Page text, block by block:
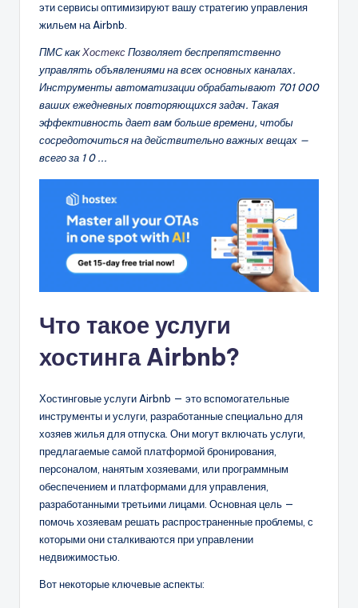
эти сервисы оптимизируют вашу стратегию управления
жильем на Airbnb.
ПМС какХостексПозволяет беспрепятственно
управлять объявлениями на всех основных каналах.
Инструменты автоматизации обрабатывают 701 000
ваших ежедневных повторяющихся задач. Такая
эффективность дает вам больше времени, чтобы
сосредоточиться на действительно важных вещах —
всего за 1 0 ...
Что такое услуги
хостинга Airbnb?
Хостинговые услуги Airbnb — это вспомогательные
инструменты и услуги, разработанные специально для
хозяев жилья для отпуска. Они могут включать услуги,
предлагаемые самой платформой бронирования,
персоналом, нанятым хозяевами, или программным
обеспечением и платформами для управления,
разработанными третьими лицами. Основная цель —
помочь хозяевам решать распространенные проблемы, с
которыми они сталкиваются при управлении
недвижимостью.
Вот некоторые ключевые аспекты: